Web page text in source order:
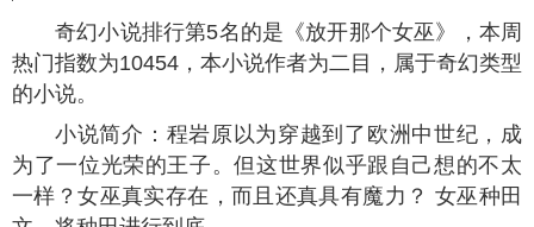
奇幻小说排行第5名的是《放开那个女巫》，本周
热门指数为10454 ，本小说作者为二目，属于奇幻类型
的小说。
小说简介：程岩原以为穿越到了欧洲中世纪，成
为了一位光荣的王子。但这世界似乎跟自己想的不太
一样？女巫真实存在，而且还真具有魔力？ 女巫种田